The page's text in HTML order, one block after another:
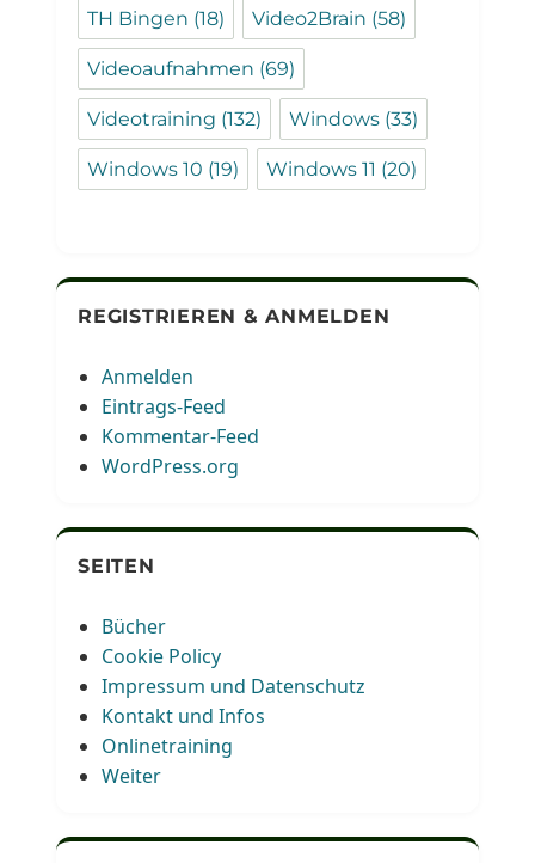
TH Bingen (18) Video2Brain (58)
Videoaufnahmen (69)
Videotraining (132) Windows (33)
Windows 10 (19) Windows 11 (20)
REGISTRIEREN & ANMELDEN
Anmelden
Eintrags-Feed
Kommentar-Feed
WordPress.org
SEITEN
Bücher
Cookie Policy
Impressum und Datenschutz
Kontakt und Infos
Onlinetraining
Weiter